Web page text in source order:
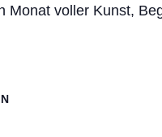
Monat voller Kunst,